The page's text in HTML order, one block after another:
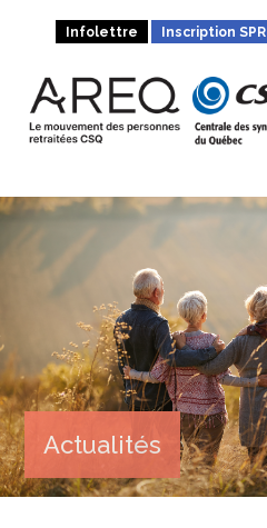
Infolettre Inscription SPR
Actualités